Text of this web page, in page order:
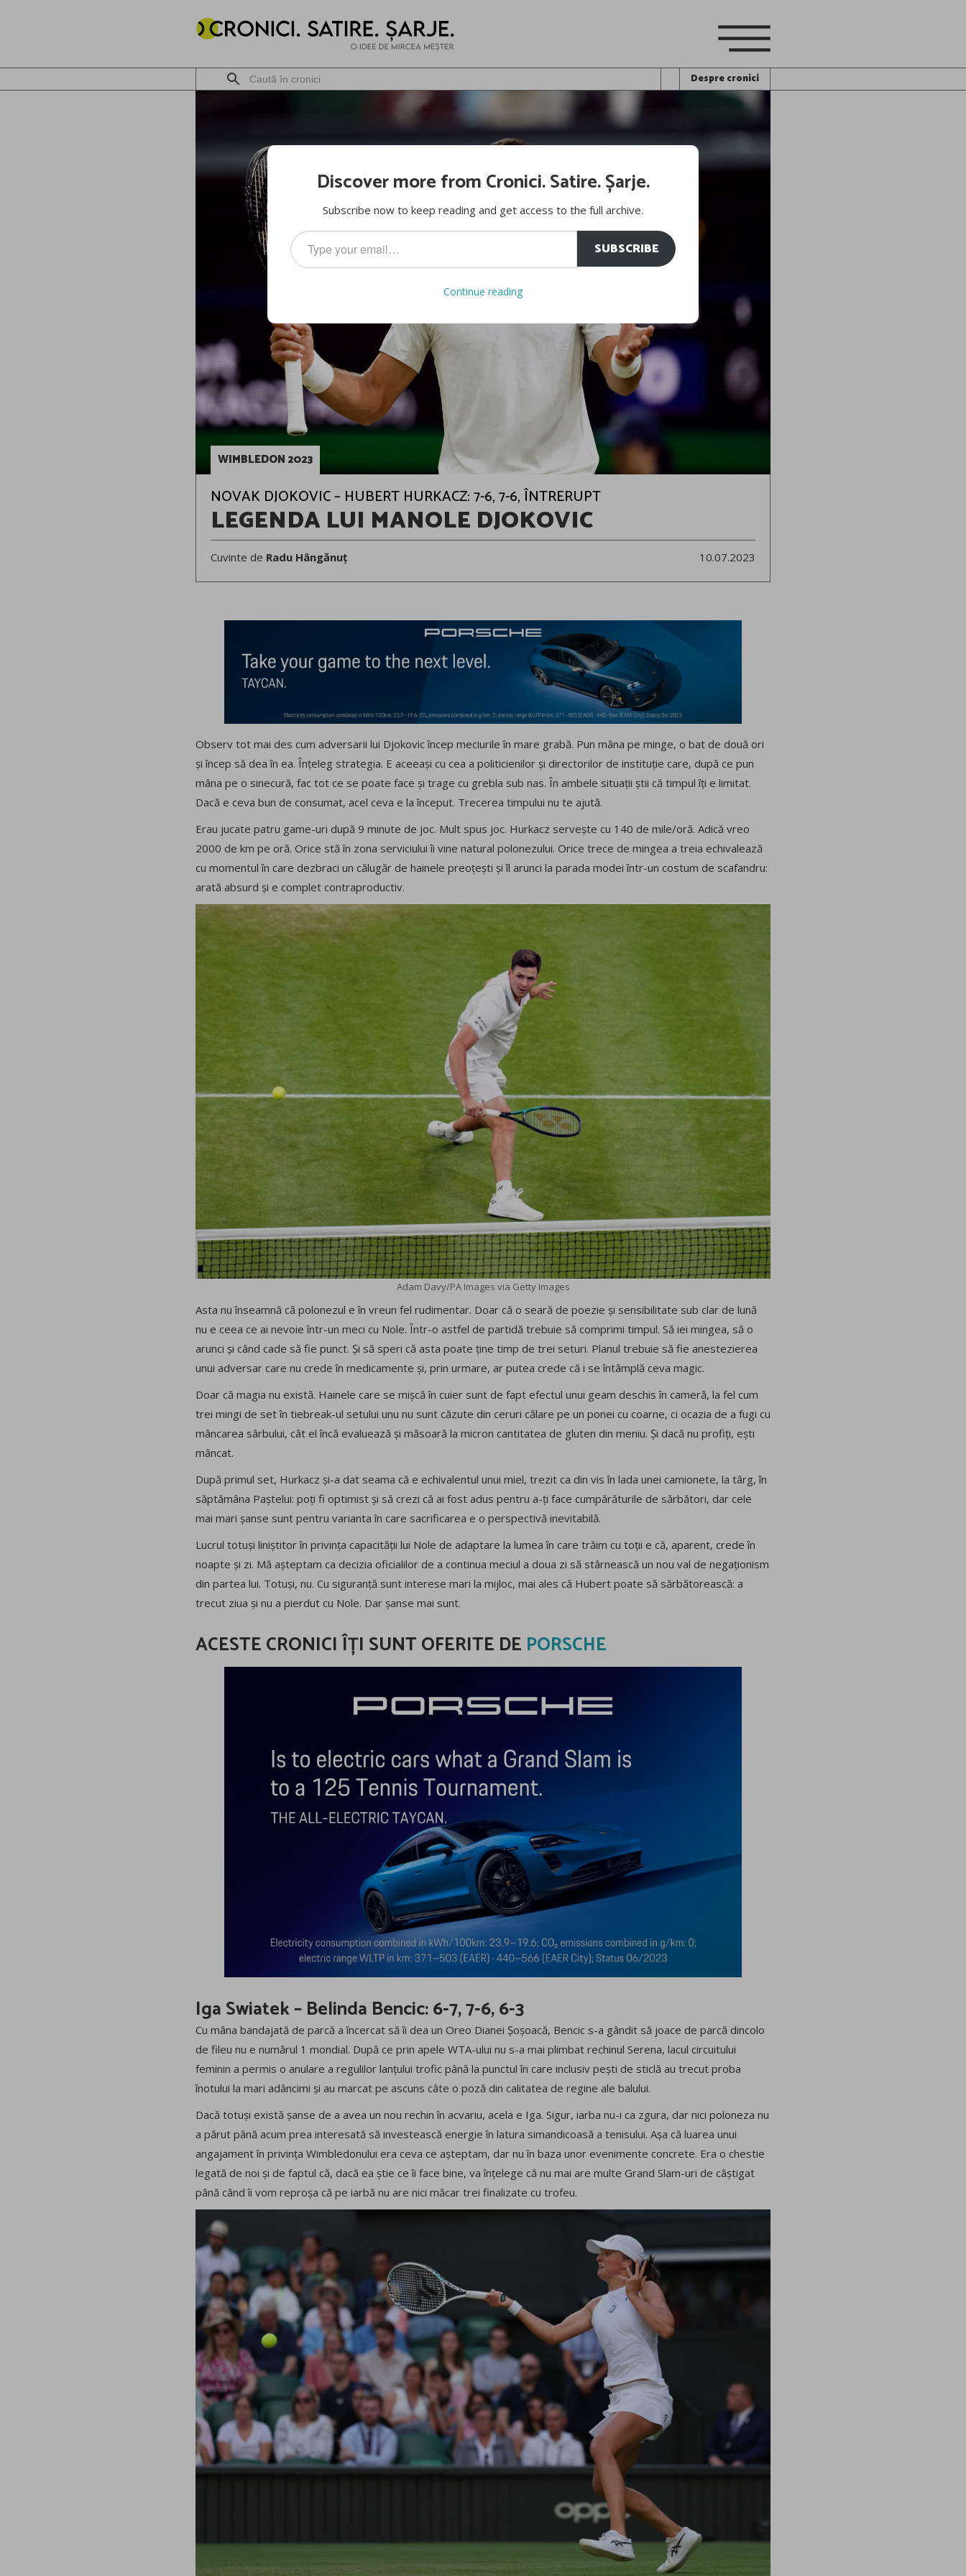
Despre cronici
WIMBLEDON 2023
NOVAK DJOKOVIC – HUBERT HURKACZ: 7-6, 7-6, ÎNTRERUPT
LEGENDA LUI MANOLE DJOKOVIC
Cuvinte de Radu Hângănuț 10.07.2023
Observ tot mai des cum adversarii lui Djokovic încep meciurile în mare grabă. Pun mâna pe minge, o bat de două ori
și încep să dea în ea. Înțeleg strategia. E aceeași cu cea a politicienilor și directorilor de instituție care, după ce pun
mâna pe o sinecură, fac tot ce se poate face și trage cu grebla sub nas. În ambele situații știi că timpul îți e limitat.
Dacă e ceva bun de consumat, acel ceva e la început. Trecerea timpului nu te ajută.
Erau jucate patru game-uri după 9 minute de joc. Mult spus joc. Hurkacz servește cu 140 de mile/oră. Adică vreo
2000 de km pe oră. Orice stă în zona serviciului îi vine natural polonezului. Orice trece de mingea a treia echivalează
cu momentul în care dezbraci un călugăr de hainele preoțești și îl arunci la parada modei într-un costum de scafandru:
arată absurd și e complet contraproductiv.
Adam Davy/PA Images via Getty Images
Asta nu înseamnă că polonezul e în vreun fel rudimentar. Doar că o seară de poezie și sensibilitate sub clar de lună
nu e ceea ce ai nevoie într-un meci cu Nole. Într-o astfel de partidă trebuie să comprimi timpul. Să iei mingea, să o
arunci și când cade să fie punct. Și să speri că asta poate ține timp de trei seturi. Planul trebuie să fie anestezierea
unui adversar care nu crede în medicamente și, prin urmare, ar putea crede că i se întâmplă ceva magic.
Doar că magia nu există. Hainele care se mișcă în cuier sunt de fapt efectul unui geam deschis în cameră, la fel cum
trei mingi de set în tiebreak-ul setului unu nu sunt căzute din ceruri călare pe un ponei cu coarne, ci ocazia de a fugi cu
mâncarea sârbului, cât el încă evaluează și măsoară la micron cantitatea de gluten din meniu. Și dacă nu profiți, ești
mâncat.
După primul set, Hurkacz și-a dat seama că e echivalentul unui miel, trezit ca din vis în lada unei camionete, la târg, în
săptămâna Paștelui: poți fi optimist și să crezi că ai fost adus pentru a-ți face cumpărăturile de sărbători, dar cele
mai mari șanse sunt pentru varianta în care sacrificarea e o perspectivă inevitabilă.
Lucrul totuși liniștitor în privința capacității lui Nole de adaptare la lumea în care trăim cu toții e că, aparent, crede în
noapte și zi. Mă așteptam ca decizia oficialilor de a continua meciul a doua zi să stârnească un nou val de negaționism
din partea lui. Totuși, nu. Cu siguranță sunt interese mari la mijloc, mai ales că Hubert poate să sărbătorească: a
trecut ziua și nu a pierdut cu Nole. Dar șanse mai sunt.
ACESTE CRONICI ÎȚI SUNT OFERITE DEPORSCHE
Iga Swiatek – Belinda Bencic: 6-7, 7-6, 6-3
Cu mâna bandajată de parcă a încercat să îi dea un Oreo Dianei Șoșoacă, Bencic s-a gândit să joace de parcă dincolo
de fileu nu e numărul 1 mondial. După ce prin apele WTA-ului nu s-a mai plimbat rechinul Serena, lacul circuitului
feminin a permis o anulare a regulilor lanțului trofic până la punctul în care inclusiv pești de sticlă au trecut proba
înotului la mari adâncimi și au marcat pe ascuns câte o poză din calitatea de regine ale balului.
Dacă totuși există șanse de a avea un nou rechin în acvariu, acela e Iga. Sigur, iarba nu-i ca zgura, dar nici poloneza nu
a părut până acum prea interesată să investească energie în latura simandicoasă a tenisului. Așa că luarea unui
angajament în privința Wimbledonului era ceva ce așteptam, dar nu în baza unor evenimente concrete. Era o chestie
legată de noi și de faptul că, dacă ea știe ce îi face bine, va înțelege că nu mai are multe Grand Slam-uri de câștigat
până când îi vom reproșa că pe iarbă nu are nici măcar trei finalizate cu trofeu.
Discover more from Cronici. Satire. Șarje.
Subscribe now to keep reading and get access to the full archive.
Type
your
email…
SUBSCRIBE
Continue reading